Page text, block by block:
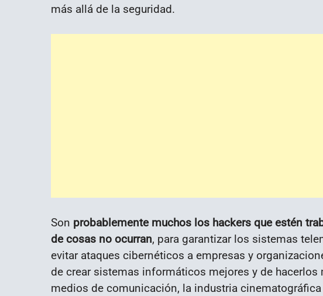
más allá de la seguridad.
Son probablemente muchos los hackers que estén
de cosas no ocurran, para garantizar los sistemas
evitar ataques cibernéticos a empresas y
de crear sistemas informáticos mejores y de hacerlos
medios de comunicación, la industria